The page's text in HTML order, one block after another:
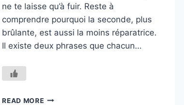
ne te laisse qu’à fuir. Reste à
comprendre pourquoi la seconde, plus
brûlante, est aussi la moins réparatrice.
Il existe deux phrases que chacun…
READ MOREL’ŒIL